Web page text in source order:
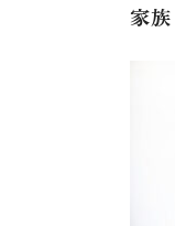
家